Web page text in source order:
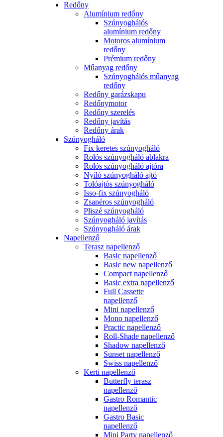
Redőny
Alumínium redőny
Szúnyoghálós
alumínium redőny
Motoros alumínium
redőny
Prémium redőny
Műanyag redőny
Szúnyoghálós műanyag
redőny
Redőny garázskapu
Redőnymotor
Redőny szerelés
Redőny javítás
Redőny árak
Szúnyogháló
Fix keretes szúnyogháló
Rolós szúnyogháló ablakra
Rolós szúnyogháló ajtóra
Nyíló szúnyogháló ajtó
Tolóajtós szúnyogháló
Isso-fix szúnyogháló
Zsanéros szúnyogháló
Pliszé szúnyogháló
Szúnyogháló javítás
Szúnyogháló árak
Napellenző
Terasz napellenző
Basic napellenző
Basic new napellenző
Compact napellenző
Basic extra napellenző
Full Cassette
napellenző
Mini napellenző
Mono napellenző
Practic napellenző
Roll-Shade napellenző
Shadow napellenző
Sunset napellenző
Swiss napellenző
Kerti napellenző
Butterfly terasz
napellenző
Gastro Romantic
napellenző
Gastro Basic
napellenző
Mini Party napellenző